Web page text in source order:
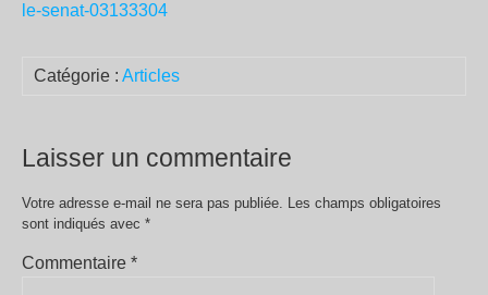
le-senat-03133304
Catégorie : Articles
Laisser un commentaire
Votre adresse e-mail ne sera pas publiée. Les champs obligatoires
sont indiqués avec *
Commentaire *